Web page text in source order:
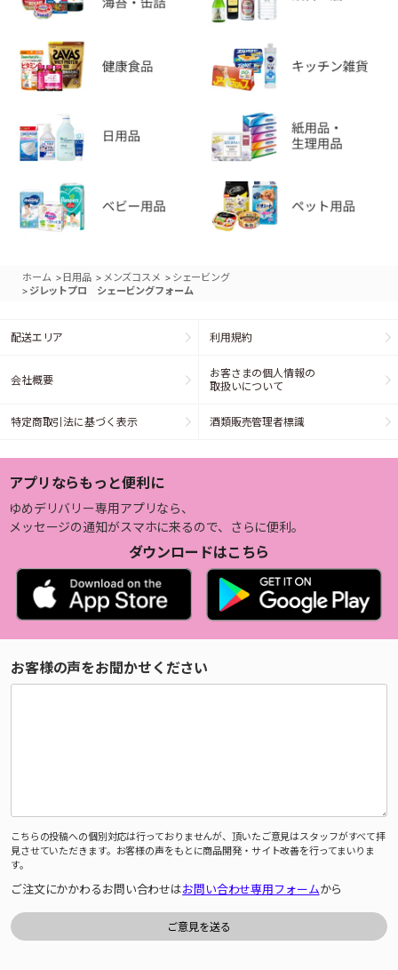
ホーム > 日用品 > メンズコスメ > シェービング
> ジレットプロ シェービングフォーム
配送エリア 利用規約
会社概要
お客さまの個人情報の
取扱いについて
特定商取引法に基づく表示 酒類販売管理者標識
アプリならもっと便利に
ゆめデリバリー専用アプリなら、
メッセージの通知がスマホに来るので、さらに便利。
ダウンロードはこちら
お客様の声をお聞かせください
こちらの投稿への個別対応は行っておりませんが、頂いたご意見はスタッフがすべて拝
見させていただきます。お客様の声をもとに商品開発・サイト改善を行ってまいりま
す。
ご注文にかかわるお問い合わせはお問い合わせ専用フォームから